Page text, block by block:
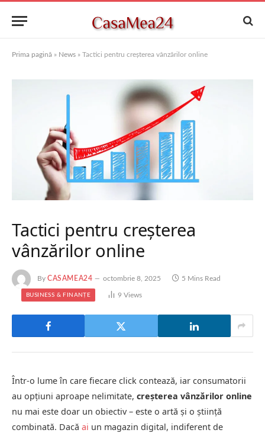
Prima pagină » News » Tactici pentru creșterea vânzărilor online
Tactici pentru creșterea
vânzărilor online
By CASAMEA24 octombrie 8, 2025 5 Mins Read
BUSINESS & FINANȚE 9Views
Într-o lume în care fiecare click contează, iar consumatorii
au opțiuni aproape nelimitate, creșterea vânzărilor online
nu mai este doar un obiectiv – este o artă și o știință
combinată. Dacă ai un magazin digital, indiferent de